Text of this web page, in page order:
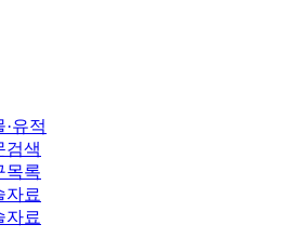
유적
검색
목록
자료
자료